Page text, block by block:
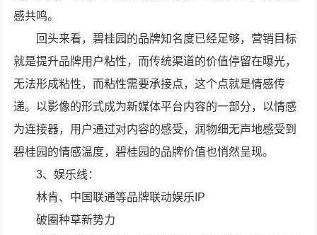
感共鸣。
回头来看，碧桂园的品牌知名度已经足够，营销目标
就是提升品牌用户粘性，而传统渠道的价值停留在曝光，
无法形成粘性，而粘性需要承接点，这个点就是情感传
递。以影像的形式成为新媒体平台内容的一部分，以情感
为连接器，用户通过对内容的感受，润物细无声地感受到
碧桂园的情感温度，碧桂园的品牌价值也悄然呈现。
3、娱乐线：
林肯、中国联通等品牌联动娱乐IP
破圈种草新势力